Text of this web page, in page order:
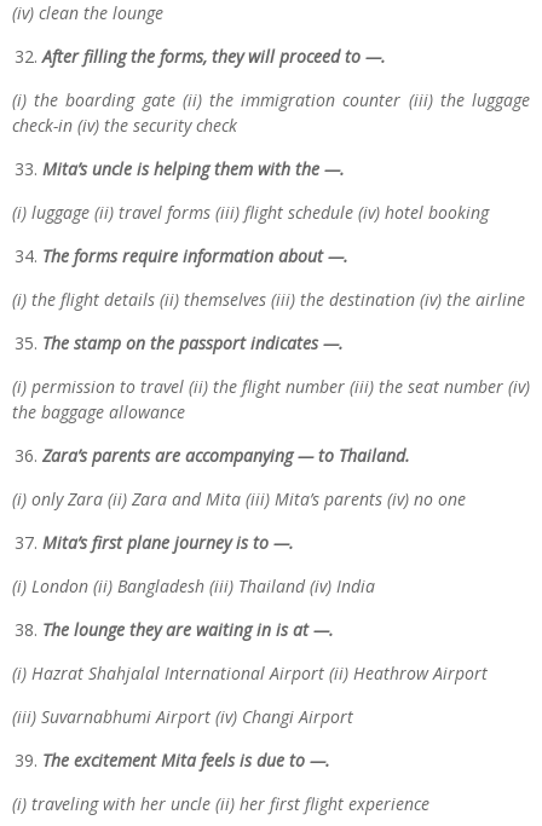
(iv) clean the lounge
After filling the forms, they will proceed to —.
(i) the boarding gate (ii) the immigration counter (iii) the luggage
check-in (iv) the security check
Mita’s uncle is helping them with the —.
(i) luggage (ii) travel forms (iii) flight schedule (iv) hotel booking
The forms require information about —.
(i) the flight details (ii) themselves (iii) the destination (iv) the airline
The stamp on the passport indicates —.
(i) permission to travel (ii) the flight number (iii) the seat number (iv)
the baggage allowance
Zara’s parents are accompanying — to Thailand.
(i) only Zara (ii) Zara and Mita (iii) Mita’s parents (iv) no one
Mita’s first plane journey is to —.
(i) London (ii) Bangladesh (iii) Thailand (iv) India
The lounge they are waiting in is at —.
(i) Hazrat Shahjalal International Airport (ii) Heathrow Airport
(iii) Suvarnabhumi Airport (iv) Changi Airport
The excitement Mita feels is due to —.
(i) traveling with her uncle (ii) her first flight experience